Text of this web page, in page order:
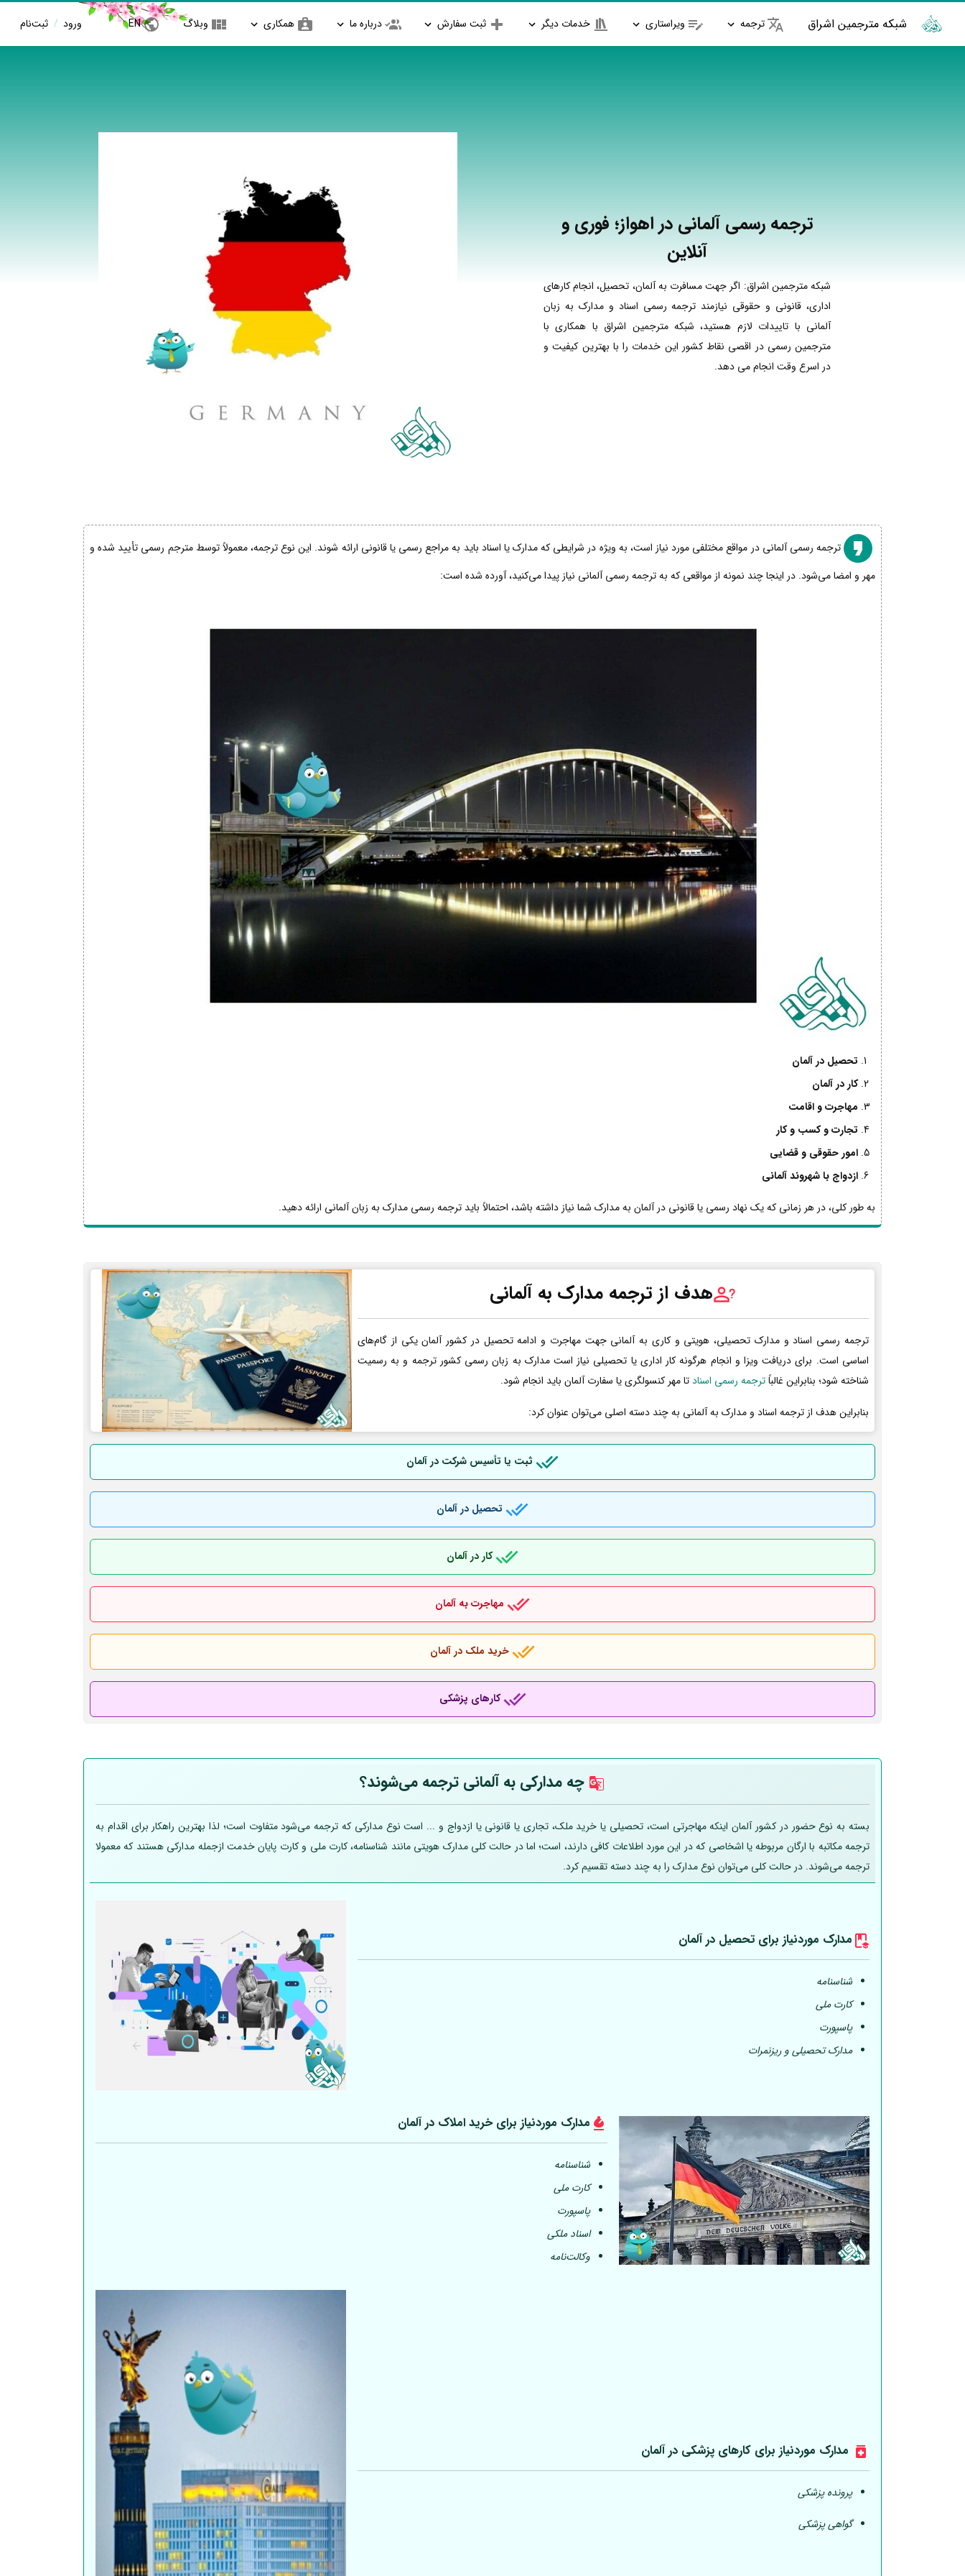
شبکه مترجمین اشراق ترجمه ویراستاری خدمات دیگر ثبت سفارش درباره ما همکاری وبلاگ EN ورود / ثبت‌نام
ترجمه رسمی آلمانی در اهواز؛ فوری و
آنلاین
شبکه مترجمین اشراق: اگر جهت مسافرت به آلمان، تحصیل، انجام کارهای
اداری، قانونی و حقوقی نیازمند ترجمه رسمی اسناد و مدارک به زبان
آلمانی با تاییدات لازم هستید، شبکه مترجمین اشراق با همکاری با
مترجمین رسمی در اقصی نقاط کشور این خدمات را با بهترین کیفیت و
در اسرع وقت انجام می دهد.
ترجمه رسمی آلمانی در مواقع مختلفی مورد نیاز است، به ویژه در شرایطی که مدارک یا اسناد باید به مراجع رسمی یا قانونی ارائه شوند. این نوع ترجمه، معمولاً توسط مترجم رسمی تأیید شده و
مهر و امضا می‌شود. در اینجا چند نمونه از مواقعی که به ترجمه رسمی آلمانی نیاز پیدا می‌کنید، آورده شده است:
تحصیل در آلمان
کار در آلمان
مهاجرت و اقامت
تجارت و کسب و کار
امور حقوقی و قضایی
ازدواج با شهروند آلمانی
به طور کلی، در هر زمانی که یک نهاد رسمی یا قانونی در آلمان به مدارک شما نیاز داشته باشد، احتمالاً باید ترجمه رسمی مدارک به زبان آلمانی ارائه دهید.
هدف از ترجمه مدارک به آلمانی
ترجمه رسمی اسناد و مدارک تحصیلی، هویتی و کاری به آلمانی جهت مهاجرت و ادامه تحصیل در کشور آلمان یکی از گام‌های
اساسی است. برای دریافت ویزا و انجام هرگونه کار اداری یا تحصیلی نیاز است مدارک به زبان رسمی کشور ترجمه و به رسمیت
شناخته شود؛ بنابراین غالباًترجمه رسمی اسنادتا مهر کنسولگری یا سفارت آلمان باید انجام شود.
بنابراین هدف از ترجمه اسناد و مدارک به آلمانی به چند دسته اصلی می‌توان عنوان کرد:
ثبت یا تأسیس شرکت در آلمان
تحصیل در آلمان
کار در آلمان
مهاجرت به آلمان
خرید ملک در آلمان
کارهای پزشکی
چه مدارکی بهآلمانی ترجمه می‌شوند؟
بسته به نوع حضور در کشور آلمان اینکه مهاجرتی است، تحصیلی یا خرید ملک، تجاری یا قانونی یا ازدواج و ... است نوع مدارکی که ترجمه می‌شود متفاوت است؛ لذا بهترین راهکار برای اقدام به
ترجمه مکاتبه با ارگان مربوطه یا اشخاصی که در این مورد اطلاعات کافی دارند، است؛ اما در حالت کلی مدارک هویتی مانند شناسنامه، کارت ملی و کارت پایان خدمت ازجمله مدارکی هستند که معمولا
ترجمه می‌شوند. در حالت کلی می‌توان نوع مدارک را به چند دسته تقسیم کرد.
مدارک موردنیاز برای تحصیل درآلمان
شناسنامه
کارت ملی
پاسپورت
مدارک تحصیلی و ریزنمرات
مدارک موردنیاز برای خرید املاک درآلمان
شناسنامه
کارت ملی
پاسپورت
اسناد ملکی
وکالت‌نامه
مدارک موردنیاز برای کارهای پزشکی درآلمان
پرونده پزشکی
گواهی پزشکی